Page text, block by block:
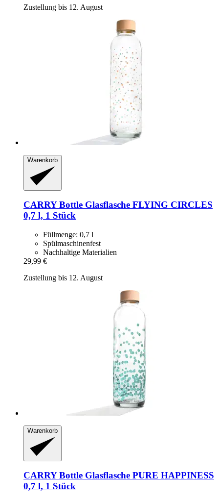
Zustellung bis 12. August
Warenkorb
CARRY Bottle Glasflasche FLYING CIRCLES
0,7 l, 1 Stück
Füllmenge: 0,7 l
Spülmaschinenfest
Nachhaltige Materialien
29,99 €
Zustellung bis 12. August
Warenkorb
CARRY Bottle Glasflasche PURE HAPPINESS
0,7 l, 1 Stück